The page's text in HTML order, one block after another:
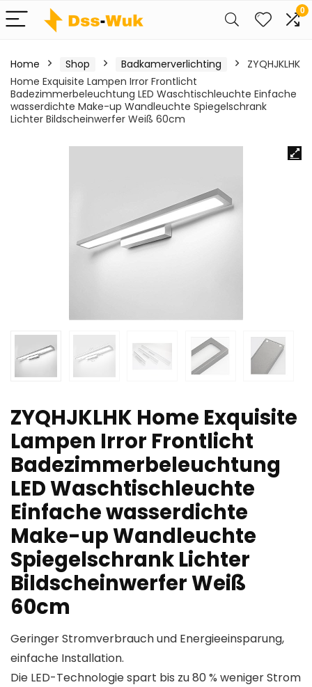
0
Home Shop Badkamerverlichting
ZYQHJKLHK
Home Exquisite Lampen Irror Frontlicht
Badezimmerbeleuchtung LED Waschtischleuchte Einfache
wasserdichte Make-up Wandleuchte Spiegelschrank
Lichter Bildscheinwerfer Weiß 60cm
ZYQHJKLHK Home Exquisite
Lampen Irror Frontlicht
Badezimmerbeleuchtung
LED Waschtischleuchte
Einfache wasserdichte
Make-up Wandleuchte
Spiegelschrank Lichter
Bildscheinwerfer Weiß
60cm
Geringer Stromverbrauch und Energieeinsparung,
einfache Installation.
Die LED-Technologie spart bis zu 80 % weniger Strom